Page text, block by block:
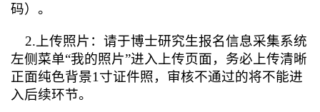
码）。
2.上传照片：请于博士研究生报名信息采集系统
左侧菜单“我的照片”进入上传页面，务必上传清晰
正面纯色背景1寸证件照，审核不通过的将不能进
入后续环节。